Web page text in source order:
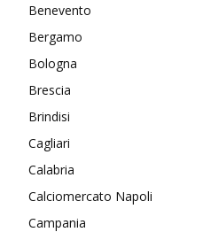
Benevento
Bergamo
Bologna
Brescia
Brindisi
Cagliari
Calabria
Calciomercato Napoli
Campania